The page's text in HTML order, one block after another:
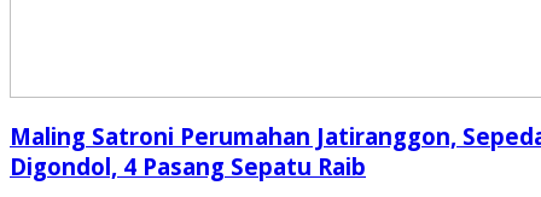
Maling Satroni Perumahan Jatiranggon,
Digondol, 4 Pasang Sepatu Raib